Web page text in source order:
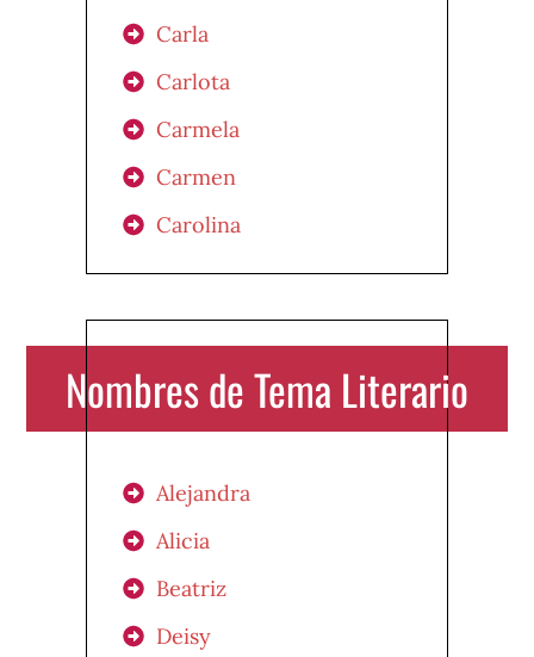
Carla
Carlota
Carmela
Carmen
Carolina
Nombres de Tema Literario
Alejandra
Alicia
Beatriz
Deisy